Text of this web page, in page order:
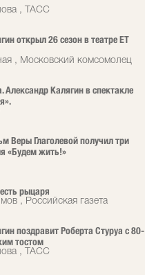
, ТАСС
открыл 26 сезон в театре ET
, Московский комсомолец
Александр Калягин в спектакле
Веры Глаголевой получил три
«Будем жить!»
рыцаря
, Российская газета
поздравит Роберта Стуруа с 80-
тостом
, ТАСС